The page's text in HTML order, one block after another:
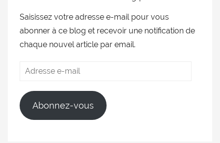
Saisissez votre adresse e-mail pour vous
abonner à ce blog et recevoir une notification de
chaque nouvel article par email.
Abonnez-vous